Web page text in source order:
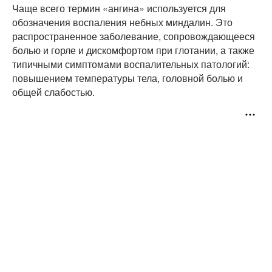
Чаще всего термин «ангина» используется для
обозначения воспаления небных миндалин. Это
распространенное заболевание, сопровождающееся
болью и горле и дискомфортом при глотании, а также
типичными симптомами воспалительных патологий:
повышением температуры тела, головной болью и
общей слабостью.